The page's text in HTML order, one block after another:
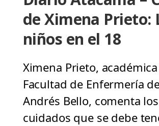
de Ximena Prieto:
niños en el 18
Ximena Prieto,
Facultad de Enfermería
Andrés Bello, comenta los
cuidados que se debe